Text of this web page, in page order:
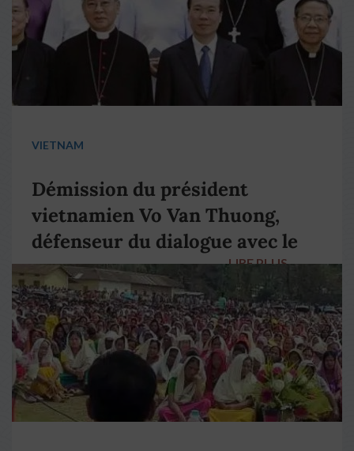
VIETNAM
Démission du président
vietnamien Vo Van Thuong,
défenseur du dialogue avec le
pape François
LIRE PLUS →